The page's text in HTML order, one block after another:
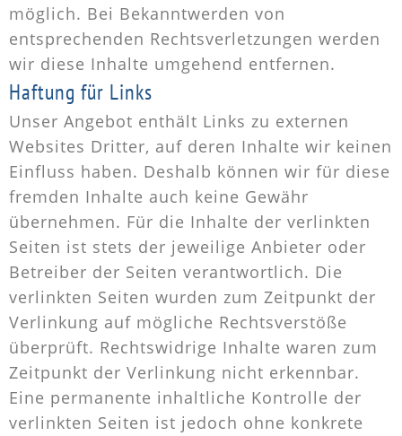
möglich. Bei Bekanntwerden von
entsprechenden Rechtsverletzungen werden
wir diese Inhalte umgehend entfernen.
Haftung für Links
Unser Angebot enthält Links zu externen
Websites Dritter, auf deren Inhalte wir keinen
Einfluss haben. Deshalb können wir für diese
fremden Inhalte auch keine Gewähr
übernehmen. Für die Inhalte der verlinkten
Seiten ist stets der jeweilige Anbieter oder
Betreiber der Seiten verantwortlich. Die
verlinkten Seiten wurden zum Zeitpunkt der
Verlinkung auf mögliche Rechtsverstöße
überprüft. Rechtswidrige Inhalte waren zum
Zeitpunkt der Verlinkung nicht erkennbar.
Eine permanente inhaltliche Kontrolle der
verlinkten Seiten ist jedoch ohne konkrete